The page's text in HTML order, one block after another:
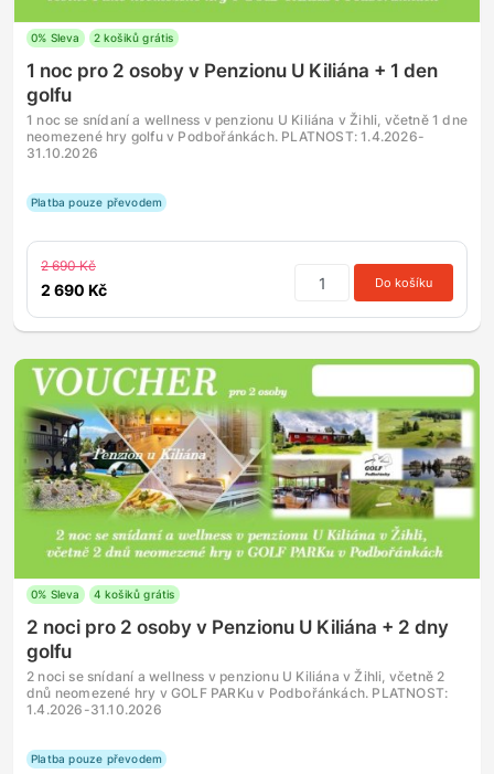
0% Sleva 2 košiků grátis
1 noc pro 2 osoby v Penzionu U Kiliána + 1 den
golfu
1 noc se snídaní a wellness v penzionu U Kiliána v Žihli, včetně 1 dne
neomezené hry golfu v Podbořánkách. PLATNOST: 1.4.2026-
31.10.2026
Platba pouze převodem
2 690 Kč
2 690 Kč Do košíku
0% Sleva 4 košiků grátis
2 noci pro 2 osoby v Penzionu U Kiliána + 2 dny
golfu
2 noci se snídaní a wellness v penzionu U Kiliána v Žihli, včetně 2
dnů neomezené hry v GOLF PARKu v Podbořánkách. PLATNOST:
1.4.2026-31.10.2026
Platba pouze převodem